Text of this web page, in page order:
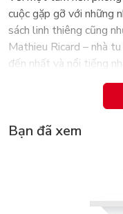
cuộc gặp gỡ với những
sách linh thiêng cũng
Mathieu Ricard – nhà
đến nhất và nổi tiếng
chúng ta trong cuốn
đường tìm kiếm chân
Bạn đã xem